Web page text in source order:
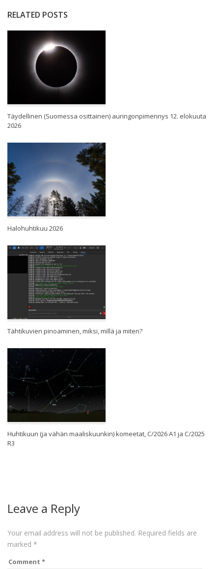
RELATED POSTS
Täydellinen (Suomessa osittainen) auringonpimennys 12. elokuuta
2026
Halohuhtikuu 2026
Tähtikuvien pinoaminen, miksi, millä ja miten?
Huhtikuun (ja vähän maaliskuunkin) komeetat, C/2026 A1 ja C/2025
R3
Leave a Reply
Your email address will not be published. Required fields are
marked *
Comment *